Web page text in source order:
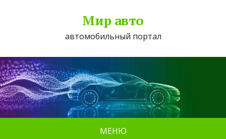
Мир авто
автомобильный портал
МЕНЮ